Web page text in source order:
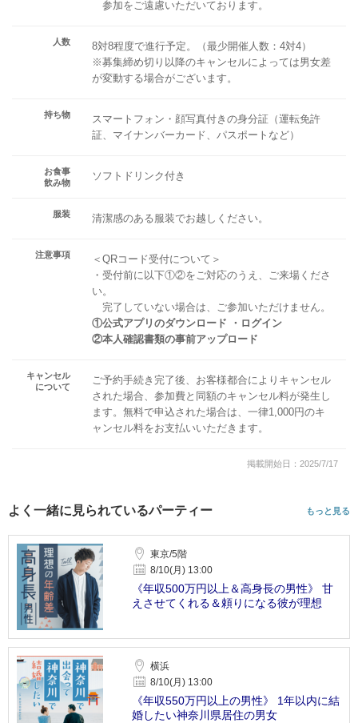
参加をご遠慮いただいております。
人数
8対8程度で進行予定。（最少開催人数：4対4）
※募集締め切り以降のキャンセルによっては男女差
が変動する場合がございます。
持ち物
スマートフォン・顔写真付きの身分証（運転免許
証、マイナンバーカード、パスポートなど）
お食事
飲み物
ソフトドリンク付き
服装 清潔感のある服装でお越しください。
注意事項
＜QRコード受付について＞
・受付前に以下①②をご対応のうえ、ご来場くださ
い。
完了していない場合は、ご参加いただけません。
①公式アプリのダウンロード ・ログイン
②本人確認書類の事前アップロード
キャンセル
について
ご予約手続き完了後、お客様都合によりキャンセル
された場合、参加費と同額のキャンセル料が発生し
ます。無料で申込された場合は、一律1,000円のキ
ャンセル料をお支払いいただきます。
掲載開始日：2025/7/17
よく一緒に見られているパーティー もっと見る
東京/5階
8/10(月) 13:00
《年収500万円以上＆高身長の男性》 甘
えさせてくれる＆頼りになる彼が理想
横浜
8/10(月) 13:00
《年収550万円以上の男性》 1年以内に結
婚したい神奈川県居住の男女